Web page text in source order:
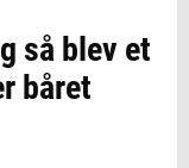
så blev et
båret